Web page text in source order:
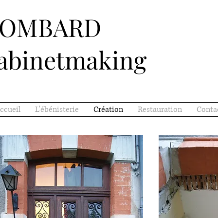
L'ébénisterie Création Restauration